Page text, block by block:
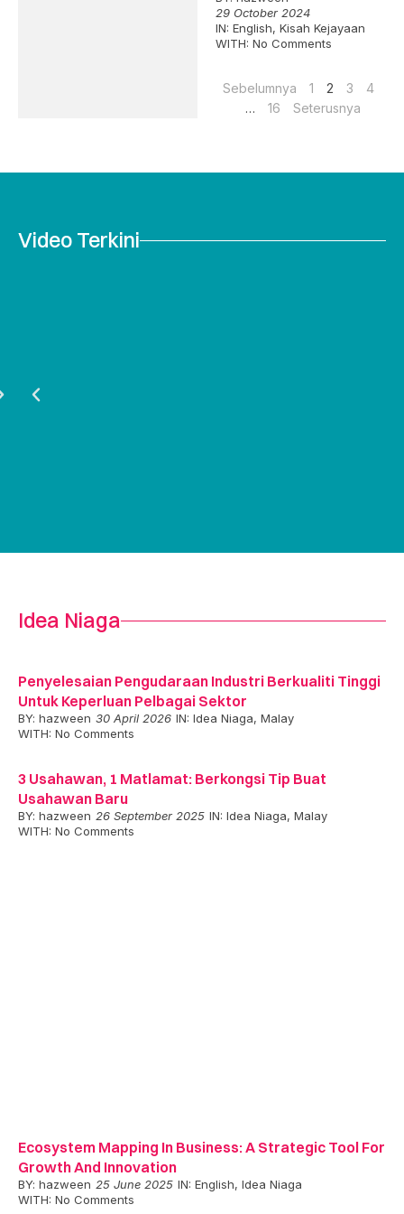
29 October 2024
IN: English,Kisah Kejayaan
WITH: No Comments
Sebelumnya 1 2 3
4
…
16 Seterusnya
Video Terkini
Idea Niaga
Penyelesaian Pengudaraan Industri Berkualiti Tinggi
Untuk Keperluan Pelbagai Sektor
BY: hazween 30 April 2026 IN: Idea Niaga, Malay
WITH: No Comments
3 Usahawan, 1 Matlamat: Berkongsi Tip Buat
Usahawan Baru
BY: hazween 26 September 2025 IN: Idea Niaga, Malay
WITH: No Comments
Ecosystem Mapping In Business: A Strategic Tool For
Growth And Innovation
BY: hazween 25 June 2025 IN: English, Idea Niaga
WITH: No Comments